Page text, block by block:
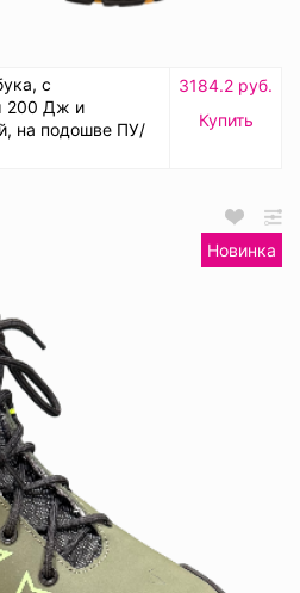
с
200 Дж и
на подошве ПУ/
3184.2 руб.
Купить
Новинка